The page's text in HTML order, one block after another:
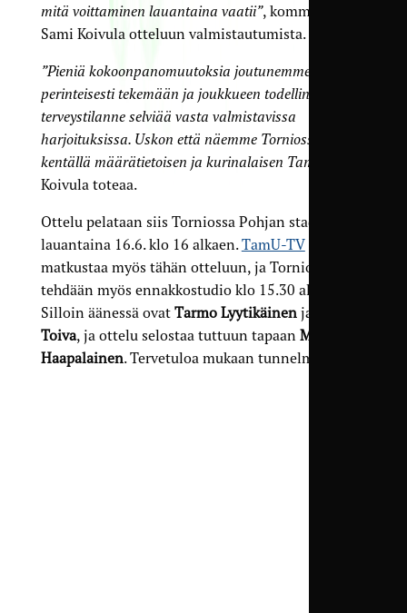
mitä voittaminen lauantaina vaatii”, kommentoi
Sami Koivula otteluun valmistautumista.
”Pieniä kokoonpanomuutoksia joutunemme
perinteisesti tekemään ja joukkueen todellinen
terveystilanne selviää vasta valmistavissa
harjoituksissa. Uskon että näemme Torniossa
kentällä määrätietoisen ja kurinalaisen TamUn”
Koivula toteaa.
Ottelu pelataan siis Torniossa Pohjan stadionilla
lauantaina 16.6. klo 16 alkaen.TamU-TV
matkustaa myös tähän otteluun, ja Torniosta
tehdään myös ennakkostudio klo 15.30 alkaen.
Silloin äänessä ovat Tarmo Lyytikäinen ja
Toiva, ja ottelu selostaa tuttuun tapaan Manu
Haapalainen. Tervetuloa mukaan tunnelmaan!